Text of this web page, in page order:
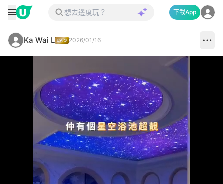
下載App
Ka Wai L 2026/01/16